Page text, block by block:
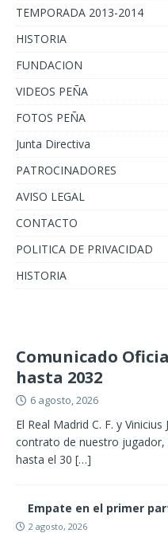
TEMPORADA 2013-2014
HISTORIA
FUNDACION
VIDEOS PEÑA
FOTOS PEÑA
Junta Directiva
PATROCINADORES
AVISO LEGAL
CONTACTO
POLITICA DE PRIVACIDAD
HISTORIA
Comunicado
hasta 2032
6 agosto, 2026
El Real Madrid C. F. y
contrato de nuestro jugador,
hasta el 30 […]
Empate en el primer
2 agosto, 2026